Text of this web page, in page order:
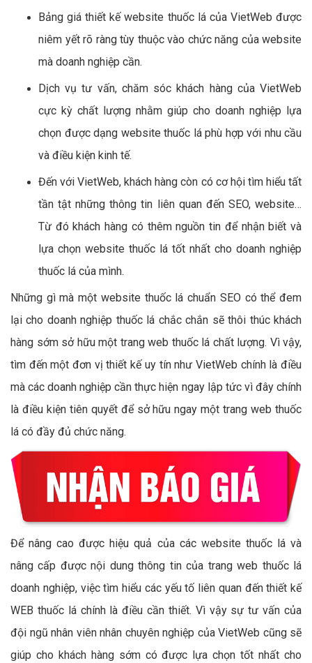
Bảng giá thiết kế website thuốc lá của VietWeb được
niêm yết rõ ràng tùy thuộc vào chức năng của website
mà doanh nghiệp cần.
Dịch vụ tư vấn, chăm sóc khách hàng của VietWeb
cực kỳ chất lượng nhằm giúp cho doanh nghiệp lựa
chọn được dạng website thuốc lá phù hợp với nhu cầu
và điều kiện kinh tế.
Đến với VietWeb, khách hàng còn có cơ hội tìm hiểu tất
tần tật những thông tin liên quan đến SEO, website…
Từ đó khách hàng có thêm nguồn tin để nhận biết và
lựa chọn website thuốc lá tốt nhất cho doanh nghiệp
thuốc lá của mình.
Những gì mà một website thuốc lá chuẩn SEO có thể đem
lại cho doanh nghiệp thuốc lá chắc chắn sẽ thôi thúc khách
hàng sớm sở hữu một trang web thuốc lá chất lượng. Vì vậy,
tìm đến một đơn vị thiết kế uy tín như VietWeb chính là điều
mà các doanh nghiệp cần thực hiện ngay lập tức vì đây chính
là điều kiện tiên quyết để sở hữu ngay một trang web thuốc
lá có đầy đủ chức năng.
Để nâng cao được hiệu quả của các website thuốc lá và
nâng cấp được nội dung thông tin của trang web thuốc lá
doanh nghiệp, việc tìm hiểu các yếu tố liên quan đến thiết kế
WEB thuốc lá chính là điều cần thiết. Vì vậy sự tư vấn của
đội ngũ nhân viên nhân chuyên nghiệp của VietWeb cũng sẽ
giúp cho khách hàng sớm có được lựa chọn tốt nhất cho